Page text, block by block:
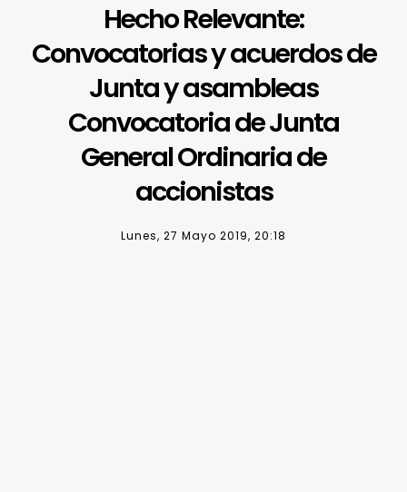
Hecho Relevante:
Convocatorias y acuerdos de
Junta y asambleas
Convocatoria de Junta
General Ordinaria de
accionistas
Lunes, 27 Mayo 2019, 20:18